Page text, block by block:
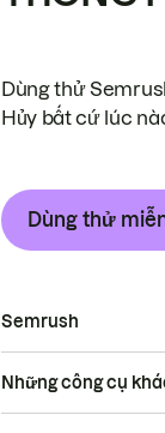
Dùng thử
Hủy bất cứ lúc
Dùng thử
Semrush
Những công cụ